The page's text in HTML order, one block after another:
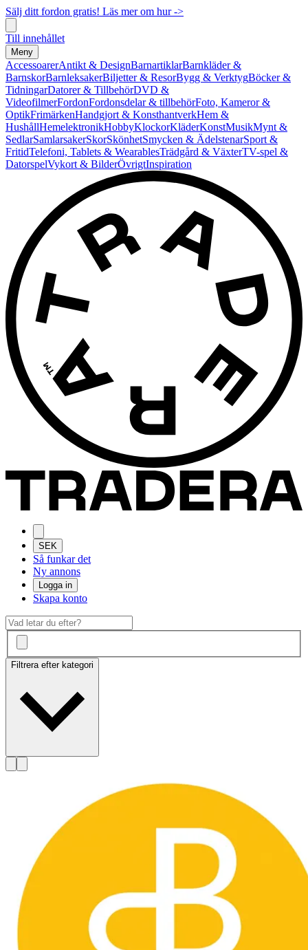
Sälj ditt fordon gratis! Läs mer om hur ->
Till innehållet
Meny
AccessoarerAntikt & DesignBarnartiklarBarnkläder &
BarnskorBarnleksakerBiljetter & ResorBygg & VerktygBöcker &
TidningarDatorer & TillbehörDVD &
VideofilmerFordonFordonsdelar & tillbehörFoto, Kameror &
OptikFrimärkenHandgjort & KonsthantverkHem &
HushållHemelektronikHobbyKlockorKläderKonstMusikMynt &
SedlarSamlarsakerSkorSkönhetSmycken & ÄdelstenarSport &
FritidTelefoni, Tablets & WearablesTrädgård & VäxterTV-spel &
DatorspelVykort & BilderÖvrigtInspiration
SEK
Så funkar det
Ny annons
Logga in
Skapa konto
Filtrera efter kategori